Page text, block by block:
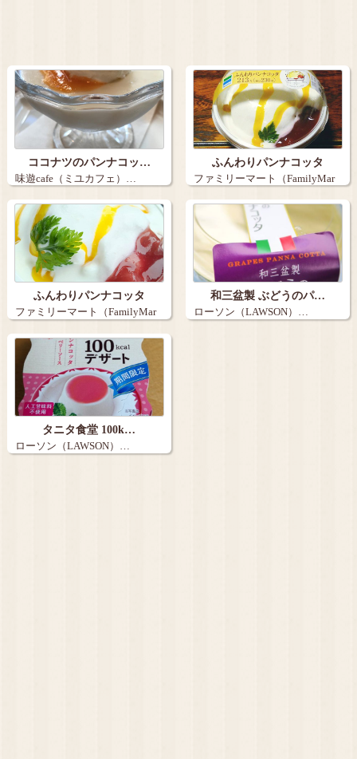
ココナツのパンナコッ…
味遊cafe（ミユカフェ）…
ふんわりパンナコッタ
ファミリーマート（FamilyMar
t）…
ふんわりパンナコッタ
ファミリーマート（FamilyMar
t）…
和三盆製 ぶどうのパ…
ローソン（LAWSON）…
タニタ食堂 100k…
ローソン（LAWSON）…